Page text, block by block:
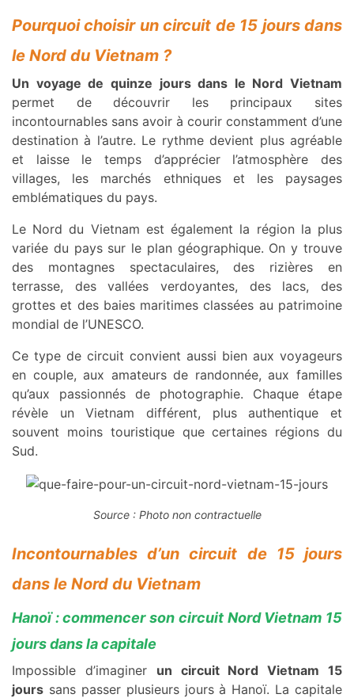
Pourquoi choisir un circuit de 15 jours dans
le Nord du Vietnam ?
Un voyage de quinze jours dans le Nord Vietnam
permet de découvrir les principaux sites
incontournables sans avoir à courir constamment d’une
destination à l’autre. Le rythme devient plus agréable
et laisse le temps d’apprécier l’atmosphère des
villages, les marchés ethniques et les paysages
emblématiques du pays.
Le Nord du Vietnam est également la région la plus
variée du pays sur le plan géographique. On y trouve
des montagnes spectaculaires, des rizières en
terrasse, des vallées verdoyantes, des lacs, des
grottes et des baies maritimes classées au patrimoine
mondial de l’UNESCO.
Ce type de circuit convient aussi bien aux voyageurs
en couple, aux amateurs de randonnée, aux familles
qu’aux passionnés de photographie. Chaque étape
révèle un Vietnam différent, plus authentique et
souvent moins touristique que certaines régions du
Sud.
Source : Photo non contractuelle
Incontournables d’un circuit de 15 jours
dans le Nord du Vietnam
Hanoï : commencer son circuit Nord Vietnam 15
jours dans la capitale
Impossible d’imaginer un circuit Nord Vietnam 15
jours sans passer plusieurs jours à Hanoï. La capitale